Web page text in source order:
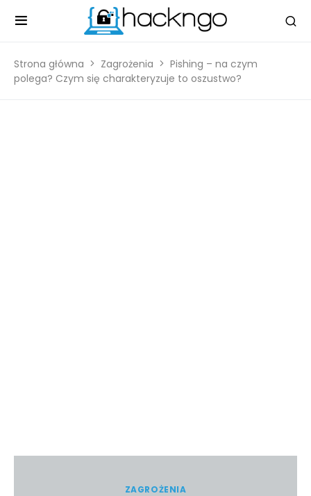
Strona główna Zagrożenia
Pishing – na czym
polega? Czym się charakteryzuje to oszustwo?
ZAGROŻENIA